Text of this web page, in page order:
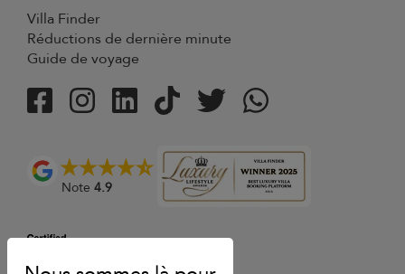
Villa Finder
Réductions de dernière minute
Guide de voyage
Note 4.9